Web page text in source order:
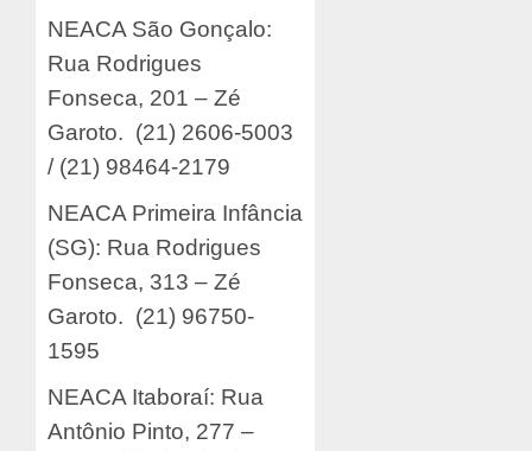
NEACA São Gonçalo:
Rua Rodrigues
Fonseca, 201 – Zé
Garoto. (21) 2606-5003
/ (21) 98464-2179
NEACA Primeira Infância
(SG): Rua Rodrigues
Fonseca, 313 – Zé
Garoto. (21) 96750-
1595
NEACA Itaboraí: Rua
Antônio Pinto, 277 –